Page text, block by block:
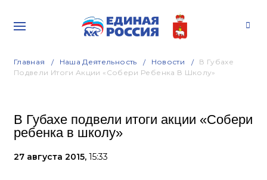
Главная Наша Деятельность Новости
В Губахе
Подвели Итоги Акции «Собери Ребенка В Школу»
В Губахе подвели итоги акции «Собери
ребенка в школу»
27 августа 2015, 15:33